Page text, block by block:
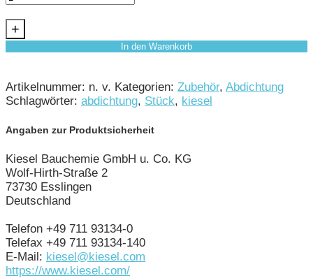
+
In den Warenkorb
Artikelnummer: n. v. Kategorien: Zubehör, Abdichtung
Schlagwörter: abdichtung, Stück, kiesel
Angaben zur Produktsicherheit
Kiesel Bauchemie GmbH u. Co. KG
Wolf-Hirth-Straße 2
73730 Esslingen
Deutschland
Telefon +49 711 93134-0
Telefax +49 711 93134-140
E-Mail: kiesel@kiesel.com
https://www.kiesel.com/